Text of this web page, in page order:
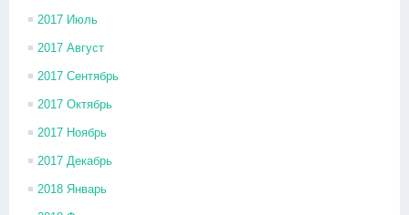
2017 Июль
2017 Август
2017 Сентябрь
2017 Октябрь
2017 Ноябрь
2017 Декабрь
2018 Январь